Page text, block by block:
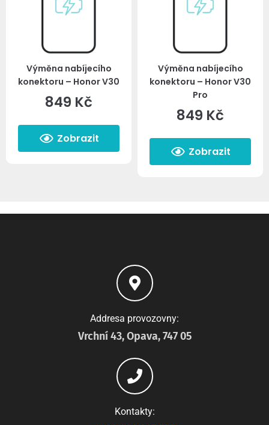
Výměna nabíjecího
konektoru – Honor V30
849 Kč
Zobrazit
Výměna nabíjecího
konektoru – Honor V30
Pro
849 Kč
Zobrazit
Addresa provozovny:
Vrchní 43, Opava, 747 05
Kontakty: